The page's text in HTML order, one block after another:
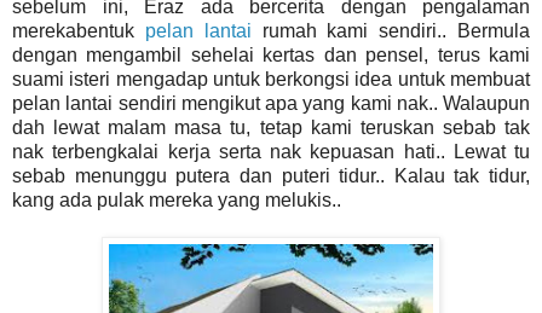
sebelum ini, Eraz ada bercerita dengan pengalaman
merekabentuk pelan lantai rumah kami sendiri.. Bermula
dengan mengambil sehelai kertas dan pensel, terus kami
suami isteri mengadap untuk berkongsi idea untuk membuat
pelan lantai sendiri mengikut apa yang kami nak.. Walaupun
dah lewat malam masa tu, tetap kami teruskan sebab tak
nak terbengkalai kerja serta nak kepuasan hati.. Lewat tu
sebab menunggu putera dan puteri tidur.. Kalau tak tidur,
kang ada pulak mereka yang melukis..